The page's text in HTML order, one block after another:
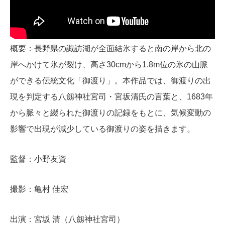
概要：長野県の諏訪湖が全面結氷すると南の岸から北の
岸へかけて氷が裂け、高さ30cmから1.8m位の氷の山脈
ができる伝統文化「御渡り」。本作品では、御渡りの出
現を判定する八劔神社宮司・宮坂清氏の言葉と、1683年
から脈々と綴られた御渡りの記録をもとに、気候変動の
影響で出現が減少している御渡りの姿を描きます。
監督：小野友資
撮影：亀村 佳宏
出演：宮坂 清（八劔神社宮司）